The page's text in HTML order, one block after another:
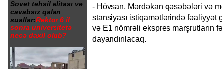
Sovet təhsil elitası və
cavabsız qalan
suallar:Rektor 6 il
sonra universitetə
necə daxil olub?
- Hövsan, Mərdəkan qəsəbələri və
stansiyası istiqamətlərində fəaliyyət
və E1 nömrəli ekspres marşrutların
dayandırılacaq.